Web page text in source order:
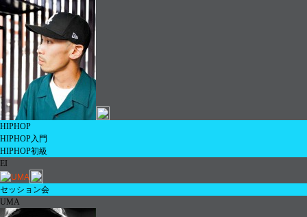
HIPHOP
HIPHOP入門
HIPHOP初級
EI
セッション会
UMA